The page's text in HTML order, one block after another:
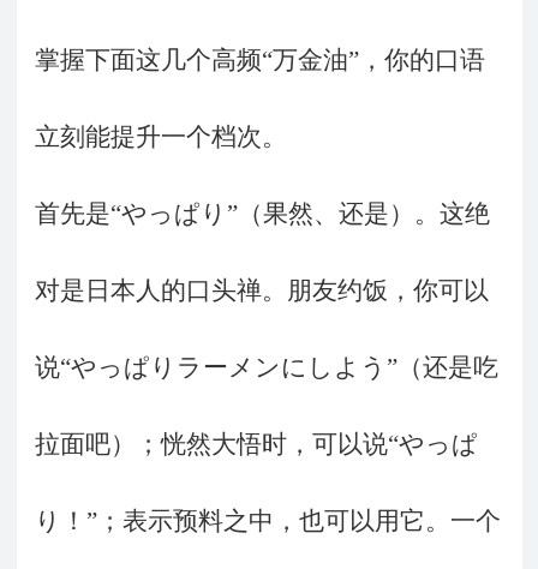
掌握下面这几个高频“万金油”，你的口语
立刻能提升一个档次。
首先是“やっぱり”（果然、还是）。这绝
对是日本人的口头禅。朋友约饭，你可以
说“やっぱりラーメンにしよう”（还是吃
拉面吧）；恍然大悟时，可以说“やっぱ
り！”；表示预料之中，也可以用它。一个